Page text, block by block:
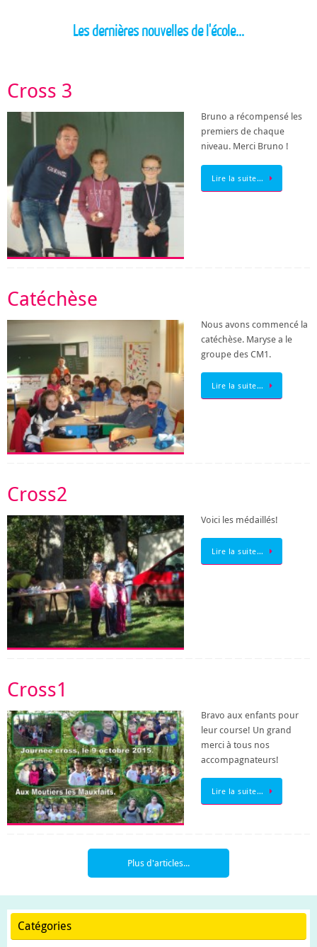
Les dernières nouvelles de l'école...
Cross 3
Bruno a récompensé les
premiers de chaque
niveau. Merci Bruno !
Lire la suite…
Catéchèse
Nous avons commencé la
catéchèse. Maryse a le
groupe des CM1.
Lire la suite…
Cross2
Voici les médaillés!
Lire la suite…
Cross1
Bravo aux enfants pour
leur course! Un grand
merci à tous nos
accompagnateurs!
Lire la suite…
Plus d'articles...
Catégories